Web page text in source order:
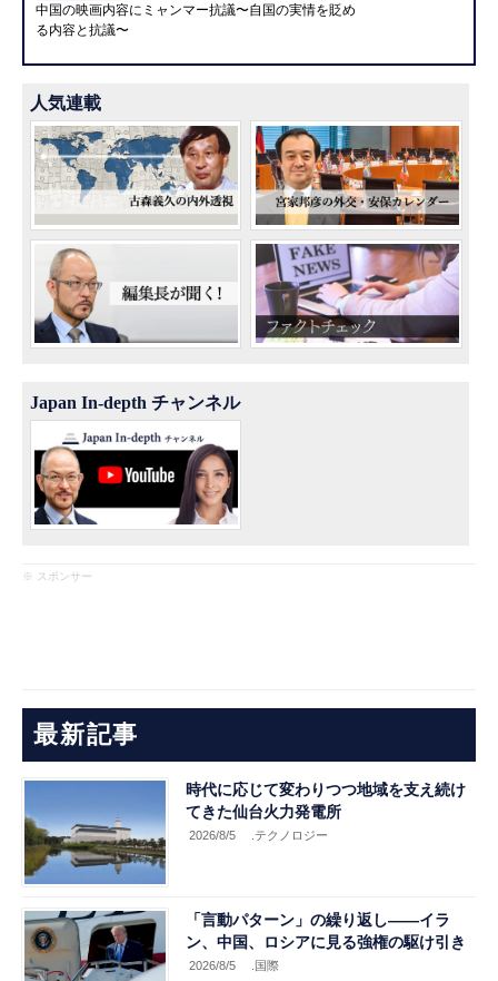
中国の映画内容にミャンマー抗議〜自国の実情を貶め
る内容と抗議〜
人気連載
Japan In-depth チャンネル
※ スポンサー
最新記事
時代に応じて変わりつつ地域を支え続け
てきた仙台火力発電所
2026/8/5 .テクノロジー
「言動パターン」の繰り返し――イラ
ン、中国、ロシアに見る強権の駆け引き
2026/8/5 .国際